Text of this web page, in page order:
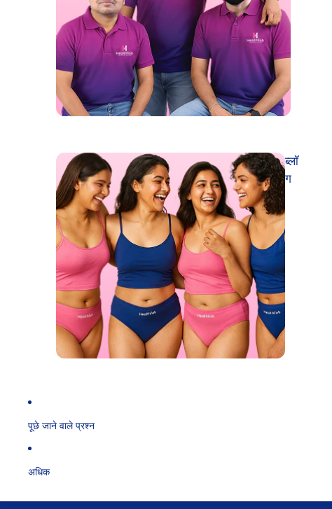
ब्लॉ
ग
पूछे जाने वाले प्रश्न
अधिक